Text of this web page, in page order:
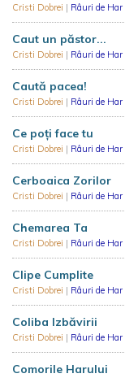
Cristi Dobrei | Râuri de Har
Caut un păstor...
Cristi Dobrei | Râuri de Har
Caută pacea!
Cristi Dobrei | Râuri de Har
Ce poţi face tu
Cristi Dobrei | Râuri de Har
Cerboaica Zorilor
Cristi Dobrei | Râuri de Har
Chemarea Ta
Cristi Dobrei | Râuri de Har
Clipe Cumplite
Cristi Dobrei | Râuri de Har
Coliba Izbăvirii
Cristi Dobrei | Râuri de Har
Comorile Harului